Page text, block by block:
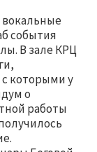
события
В зале КРЦ
которыми у
о
работы